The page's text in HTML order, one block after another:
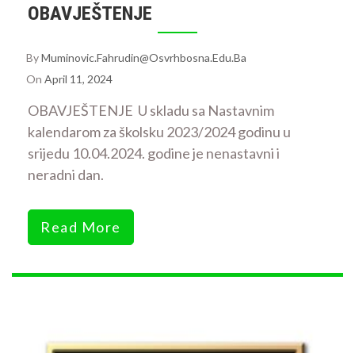
OBAVJEŠTENJE
ByMuminovic.fahrudin@osvrhbosna.edu.ba
On April 11, 2024
OBAVJEŠTENJE U skladu sa Nastavnim
kalendarom za školsku 2023/2024 godinu u
srijedu 10.04.2024. godine je nenastavni i
neradni dan.
Read More